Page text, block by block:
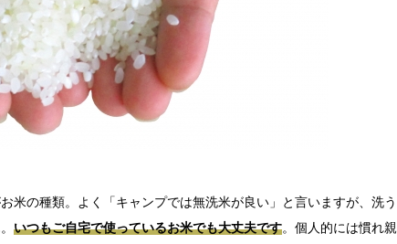
米の種類。よく「キャンプでは無洗米が良い」と言いますが、洗う
いつもご自宅で使っているお米でも大丈夫です。個人的には慣れ親